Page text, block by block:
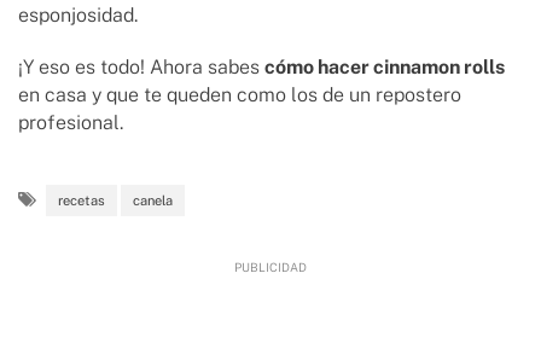
esponjosidad.
¡Y eso es todo! Ahora sabes cómo hacer cinnamon rolls
en casa y que te queden como los de un repostero
profesional.
recetas canela